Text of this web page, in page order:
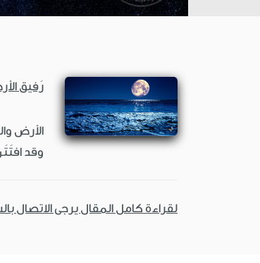
رَفيق
الأرض
وقد
لقراءة كامل المقال يرجى